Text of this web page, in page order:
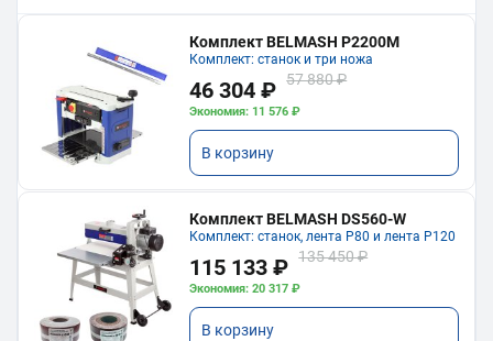
Комплект BELMASH P2200M
Комплект: станок и три ножа
46 304 ₽ 57 880 ₽
Экономия: 11 576 ₽
В корзину
Комплект BELMASH DS560-W
Комплект: станок, лента P80 и лента P120
115 133 ₽ 135 450 ₽
Экономия: 20 317 ₽
В корзину